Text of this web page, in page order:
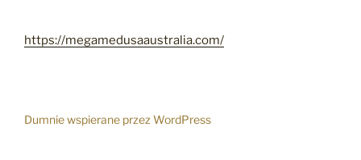
https://megamedusaaustralia.com/
Dumnie wspierane przez WordPress